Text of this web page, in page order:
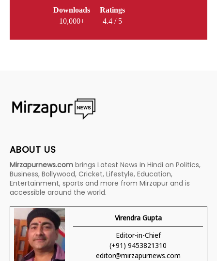
Downloads
10,000+
Ratings
4.4 / 5
ABOUT US
Mirzapurnews.com brings Latest News in Hindi on Politics,
Business, Bollywood, Cricket, Lifestyle, Education,
Entertainment, sports and more from Mirzapur and is
accessible around the world.
Virendra Gupta
Editor-in-Chief
(+91) 9453821310
editor@mirzapurnews.com